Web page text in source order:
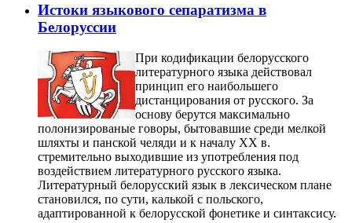
Истоки языкового сепаратизма в
Белоруссии
При кодификации белорусского
литературного языка действовал
принцип его наибольшего
дистанцирования от русского. За
основу берутся максимально
полонизированые говоры, бытовавшие среди мелкой
шляхты и панской челяди и к началу ХХ в.
стремительно выходившие из употребления под
воздействием литературного русского языка.
Литературный белорусский язык в лексическом плане
становился, по сути, калькой с польского,
адаптированной к белорусской фонетике и синтаксису.